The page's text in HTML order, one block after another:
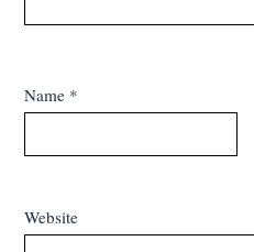
Name *
Website